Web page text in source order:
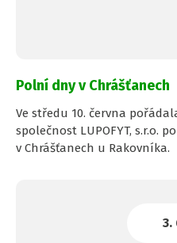
Polní dny v Chrášťanech
Ve středu 10. června
společnost LUPOFYT, s.r.o.
v Chrášťanech u Rakovníka.